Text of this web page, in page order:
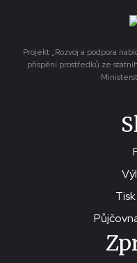
Projekt „Rozvoj a podpora
přispění prostředků ze